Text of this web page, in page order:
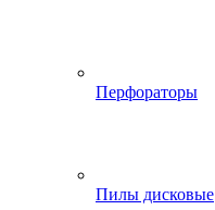
Перфораторы
Пилы дисковые